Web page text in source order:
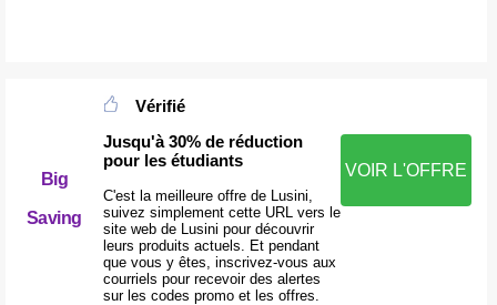
Big
Saving
Vérifié
Jusqu'à 30% de réduction
pour les étudiants
C'est la meilleure offre de Lusini,
suivez simplement cette URL vers le
site web de Lusini pour découvrir
leurs produits actuels. Et pendant
que vous y êtes, inscrivez-vous aux
courriels pour recevoir des alertes
sur les codes promo et les offres.
VOIR L'OFFRE